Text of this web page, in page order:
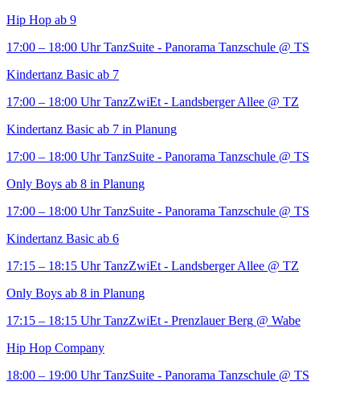
Hip Hop ab 9
17:00 – 18:00 Uhr TanzSuite - Panorama Tanzschule @ TS
Kindertanz Basic ab 7
17:00 – 18:00 Uhr TanzZwiEt - Landsberger Allee @ TZ
Kindertanz Basic ab 7 in Planung
17:00 – 18:00 Uhr TanzSuite - Panorama Tanzschule @ TS
Only Boys ab 8 in Planung
17:00 – 18:00 Uhr TanzSuite - Panorama Tanzschule @ TS
Kindertanz Basic ab 6
17:15 – 18:15 Uhr TanzZwiEt - Landsberger Allee @ TZ
Only Boys ab 8 in Planung
17:15 – 18:15 Uhr TanzZwiEt - Prenzlauer Berg @ Wabe
Hip Hop Company
18:00 – 19:00 Uhr TanzSuite - Panorama Tanzschule @ TS